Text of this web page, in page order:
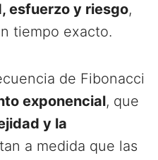
esfuerzo y riesgo,
tiempo exacto.
de Fibonacci
exponencial, que
y la
a medida que las